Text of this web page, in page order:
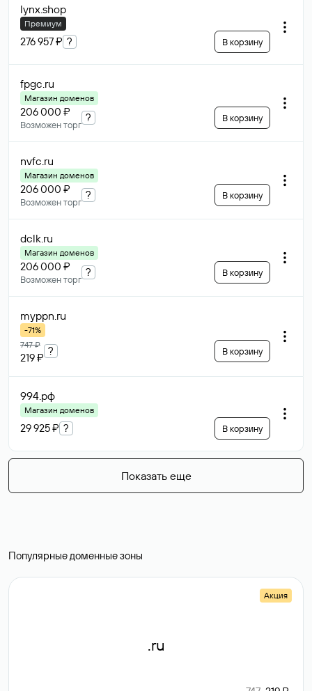
lynx.shop
Премиум
276 957 ₽ ? В корзину
fpgc.ru
Магазин доменов
206 000 ₽
Возможен торг
? В корзину
nvfc.ru
Магазин доменов
206 000 ₽
Возможен торг
? В корзину
dclk.ru
Магазин доменов
206 000 ₽
Возможен торг
? В корзину
myppn.ru
-71%
747 ₽
219 ₽
? В корзину
994.рф
Магазин доменов
29 925 ₽ ? В корзину
Показать еще
Популярные доменные зоны
Акция
.ru